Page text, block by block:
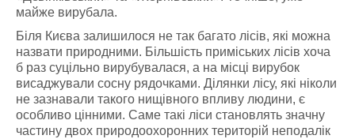
майже вирубала.
Біля Києва залишилося не так багато лісів, які можна
назвати природними. Більшість приміських лісів хоча
б раз суцільно вирубувалася, а на місці вирубок
висаджували сосну рядочками. Ділянки лісу, які ніколи
не зазнавали такого нищівного впливу людини, є
особливо цінними. Саме такі ліси становлять значну
частину двох природоохоронних територій неподалік